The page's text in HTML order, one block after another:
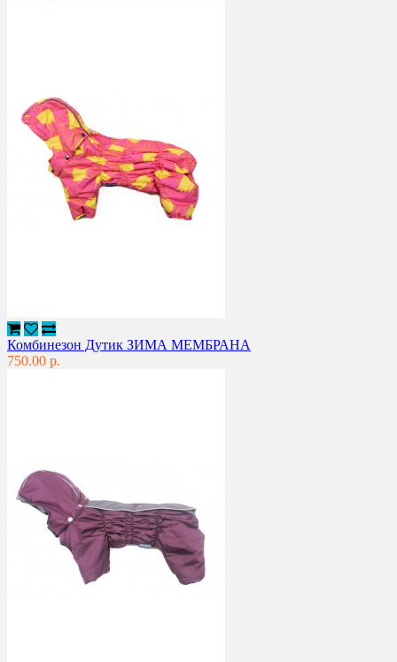
Комбинезон Дутик ЗИМА МЕМБРАНА
750.00 р.